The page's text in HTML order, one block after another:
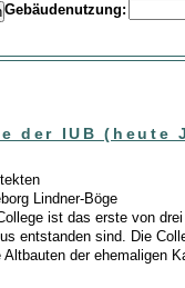
Gebäudenutzung:
der IUB (heute
Lindner-Böge
ist das erste von
entstanden sind. Die
der ehemaligen